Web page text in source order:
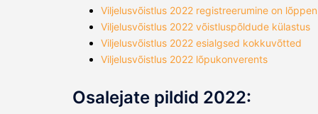
Viljelusvõistlus 2022 registreerumine on
Viljelusvõistlus 2022 võistluspõldude külastus
Viljelusvõistlus 2022 esialgsed kokkuvõtted
Viljelusvõistlus 2022 lõpukonverents
Osalejate pildid 2022: